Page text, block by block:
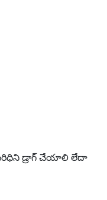
డ్రాగ్ చేయాలి లేదా